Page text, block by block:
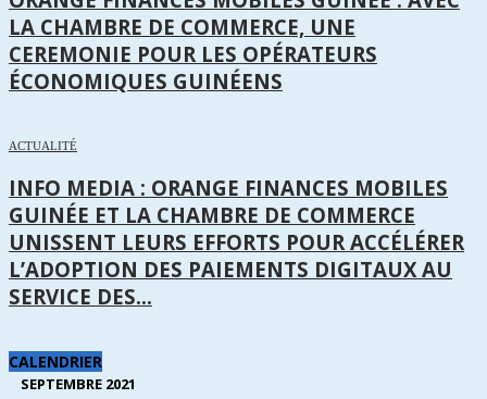
LA CHAMBRE DE COMMERCE, UNE
CEREMONIE POUR LES OPÉRATEURS
ÉCONOMIQUES GUINÉENS
ACTUALITÉ
INFO MEDIA : ORANGE FINANCES MOBILES
GUINÉE ET LA CHAMBRE DE COMMERCE
UNISSENT LEURS EFFORTS POUR ACCÉLÉRER
L’ADOPTION DES PAIEMENTS DIGITAUX AU
SERVICE DES...
CALENDRIER
SEPTEMBRE 2021